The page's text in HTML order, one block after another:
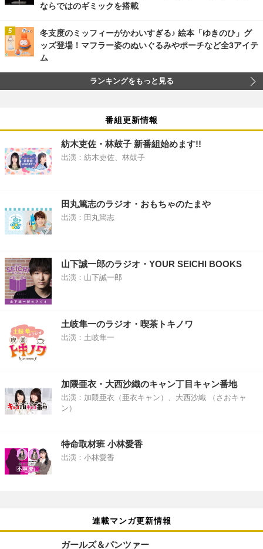
ならではのギミックを搭載
冬支度のミッフィーがかわいすぎる♪ 絵本「ゆきのひ」グ
ッズ登場！マフラー姿のぬいぐるみやポーチなど全3アイテ
ム
ランキングをもっと見る
番組更新情報
紡木吏佐・林鼓子 新番組始めます!!
出演：紡木吏佐、林鼓子
田丸篤志のラジオ・おもちゃのたまや
出演：田丸篤志
山下誠一郎のラジオ・YOUR SEICHI BOOKS
出演：山下誠一郎
土岐隼一のラジオ・喫茶トキノワ
出演：土岐隼一
加隈亜衣・大西沙織のキャン丁目キャン番地
出演：加隈亜衣（亜衣キャン）、大西沙織 （さおキャ
ン）
特命取材班 小林愛香
出演：小林愛香
連載マンガ更新情報
ガールズ＆パンツァー